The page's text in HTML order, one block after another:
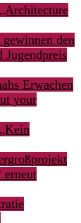
den
Jugendpreis
Erwachen
your
erneut